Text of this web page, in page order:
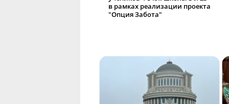
в рамках реализации проекта
"Опция Забота"